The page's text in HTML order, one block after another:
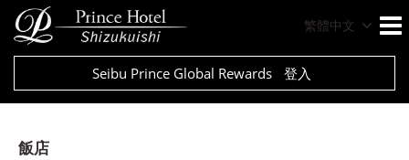
繁體中文
Seibu Prince Global Rewards 登入
飯店